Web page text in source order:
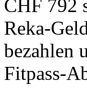
CHF 792
Reka-
bezahlen
Fitpass-